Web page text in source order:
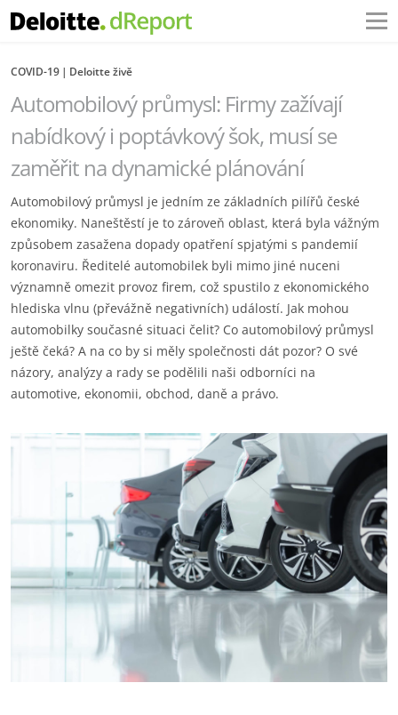
COVID-19 Deloitte živě
Automobilový průmysl: Firmy zažívají
nabídkový i poptávkový šok, musí se
zaměřit na dynamické plánování
Automobilový průmysl je jedním ze základních pilířů české
ekonomiky. Naneštěstí je to zároveň oblast, která byla vážným
způsobem zasažena dopady opatření spjatými s pandemií
koronaviru. Ředitelé automobilek byli mimo jiné nuceni
významně omezit provoz firem, což spustilo z ekonomického
hlediska vlnu (převážně negativních) událostí. Jak mohou
automobilky současné situaci čelit? Co automobilový průmysl
ještě čeká? A na co by si měly společnosti dát pozor? O své
názory, analýzy a rady se podělili naši odborníci na
automotive, ekonomii, obchod, daně a právo.